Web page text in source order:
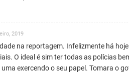
2019
na reportagem. Infelizmente há
O ideal é sim ter todas as polícias
exercendo o seu papel. Tomara o